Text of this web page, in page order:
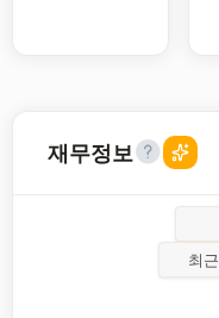
재무정보
최